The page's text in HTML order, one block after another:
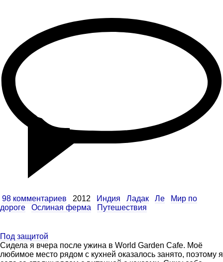
98 комментариев 2012 Индия Ладак Ле
Мир по
дороге
Ослиная ферма Путешествия
Под защитой
Сидела я вчера после ужина в World Garden Cafe. Моё
любимое место рядом с кухней оказалось занято, поэтому я